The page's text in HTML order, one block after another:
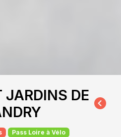
JARDINS DE
Pass Loire à Vélo